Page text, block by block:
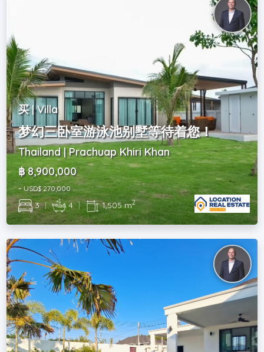
买 | Villa
梦幻三卧室游泳池别墅等待着您！
Thailand | Prachuap Khiri Khan
฿ 8,900,000
~ USD$ 270,000
3 | 4 | 1,505 m2